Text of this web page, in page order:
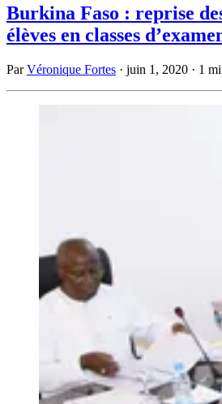
Burkina Faso : reprise
élèves en classes
ParVéronique Fortes · juin 1, 2020 · 1